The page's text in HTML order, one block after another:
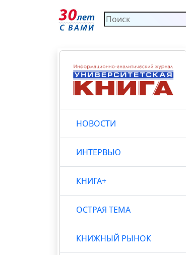
НОВОСТИ
ИНТЕРВЬЮ
КНИГА+
ОСТРАЯ ТЕМА
КНИЖНЫЙ РЫНОК